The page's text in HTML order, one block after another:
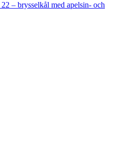
– brysselkål med apelsin- och